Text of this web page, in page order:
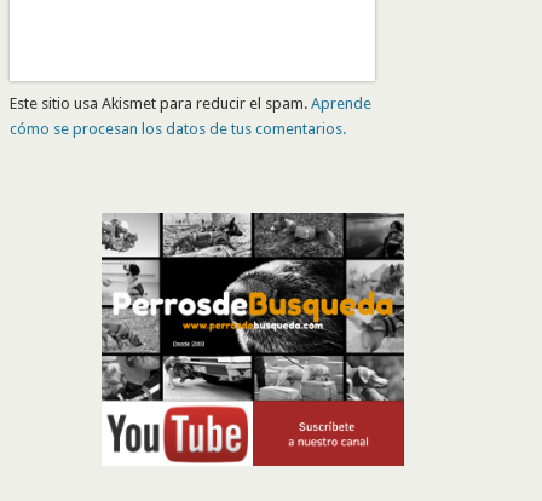
Este sitio usa Akismet para reducir el spam. Aprende
cómo se procesan los datos de tus comentarios.